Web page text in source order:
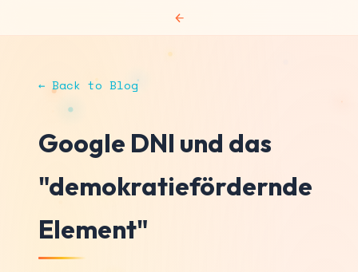
←
← Back to Blog
Google DNI und das
"demokratiefördernde
Element"